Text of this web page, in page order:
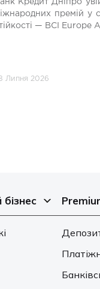
Кредит Дніпро
премій у
— BCI Europe
Липня 2026